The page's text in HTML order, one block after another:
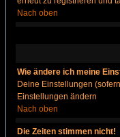
Nach oben
Wie ändere ich meine
Deine Einstellungen
Einstellungen ändern
Nach oben
Die Zeiten stimmen nicht!